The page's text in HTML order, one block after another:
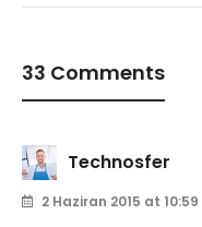
33 Comments
Technosfer
2 Haziran 2015 at 10:59